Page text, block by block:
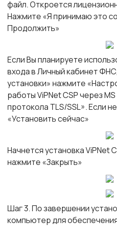
файл. Откроется
Нажмите «Я принимаю это
Продолжить»
Если Вы планируете
входа в Личный кабинет
установки» нажмите
работы ViPNet CSP через
протокола TLS/SSL». Если
«Установить сейчас»
Начнется установка ViPNet
нажмите «Закрыть»
Шаг 3. По завершении
компьютер для